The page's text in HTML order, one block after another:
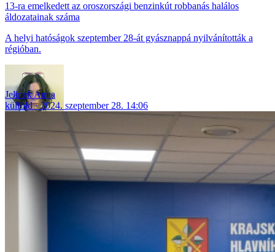
13-ra emelkedett az oroszországi benzinkút robbanás halálos
áldozatainak száma
A helyi hatóságok szeptember 28-át gyásznappá nyilvánították a
régióban.
Jelinek Anna
külföld
2024. szeptember 28. 14:06